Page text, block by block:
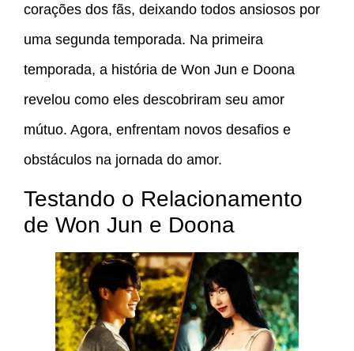
corações dos fãs, deixando todos ansiosos por
uma segunda temporada. Na primeira
temporada, a história de Won Jun e Doona
revelou como eles descobriram seu amor
mútuo. Agora, enfrentam novos desafios e
obstáculos na jornada do amor.
Testando o Relacionamento
de Won Jun e Doona